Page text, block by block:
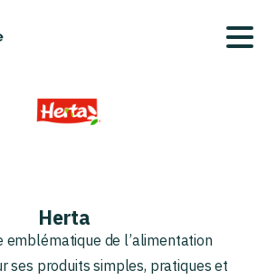
Herta
emblématique de l’alimentation
ses produits simples, pratiques et